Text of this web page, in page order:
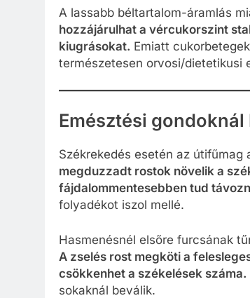
A lassabb béltartalom-áramlás
hozzájárulhat a vércukorszint
kiugrásokat. Emiatt
természetesen orvosi/dietetikusi
Emésztési
Székrekedés esetén az
megduzzadt rostok növelik a
fájdalommentesebben tud
folyadékot iszol mellé.
Hasmenésnél elsőre furcsának
A zselés rost megköti a
csökkenhet a székelések száma.
sokaknál beválik.